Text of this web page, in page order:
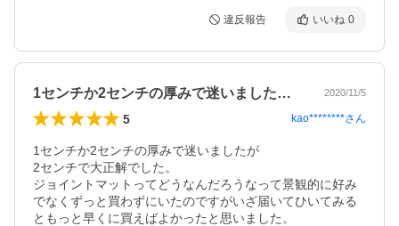
違反報告 いいね 0
1センチか2センチの厚みで迷いましたが… 2020/11/5
5 kao********さん
1センチか2センチの厚みで迷いましたが
2センチで大正解でした。
ジョイントマットってどうなんだろうなって景観的に好み
でなくずっと買わずにいたのですがいざ届いてひいてみる
ともっと早くに買えばよかったと思いました。